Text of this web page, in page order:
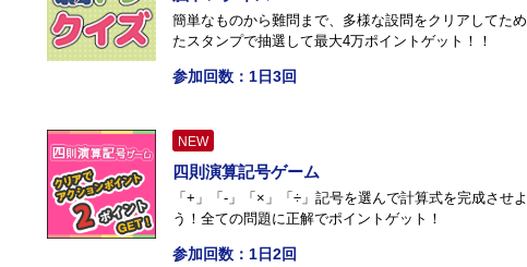
簡単なものから難問まで、多様な設問をクリアしてため
たスタンプで抽選して最大4万ポイントゲット！！
参加回数：1日3回
NEW
四則演算記号ゲーム
「+」「-」「×」「÷」記号を選んで計算式を完成させよ
う！全ての問題に正解でポイントゲット！
参加回数：1日2回